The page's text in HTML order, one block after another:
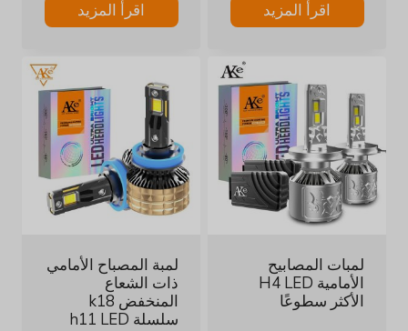
اقرأ المزيد اقرأ المزيد
لمبات المصابيح
الأمامية H4 LED
الأكثر سطوعًا
لمبة المصباح الأمامي
ذات الشعاع
المنخفض k18
سلسلة h11 LED